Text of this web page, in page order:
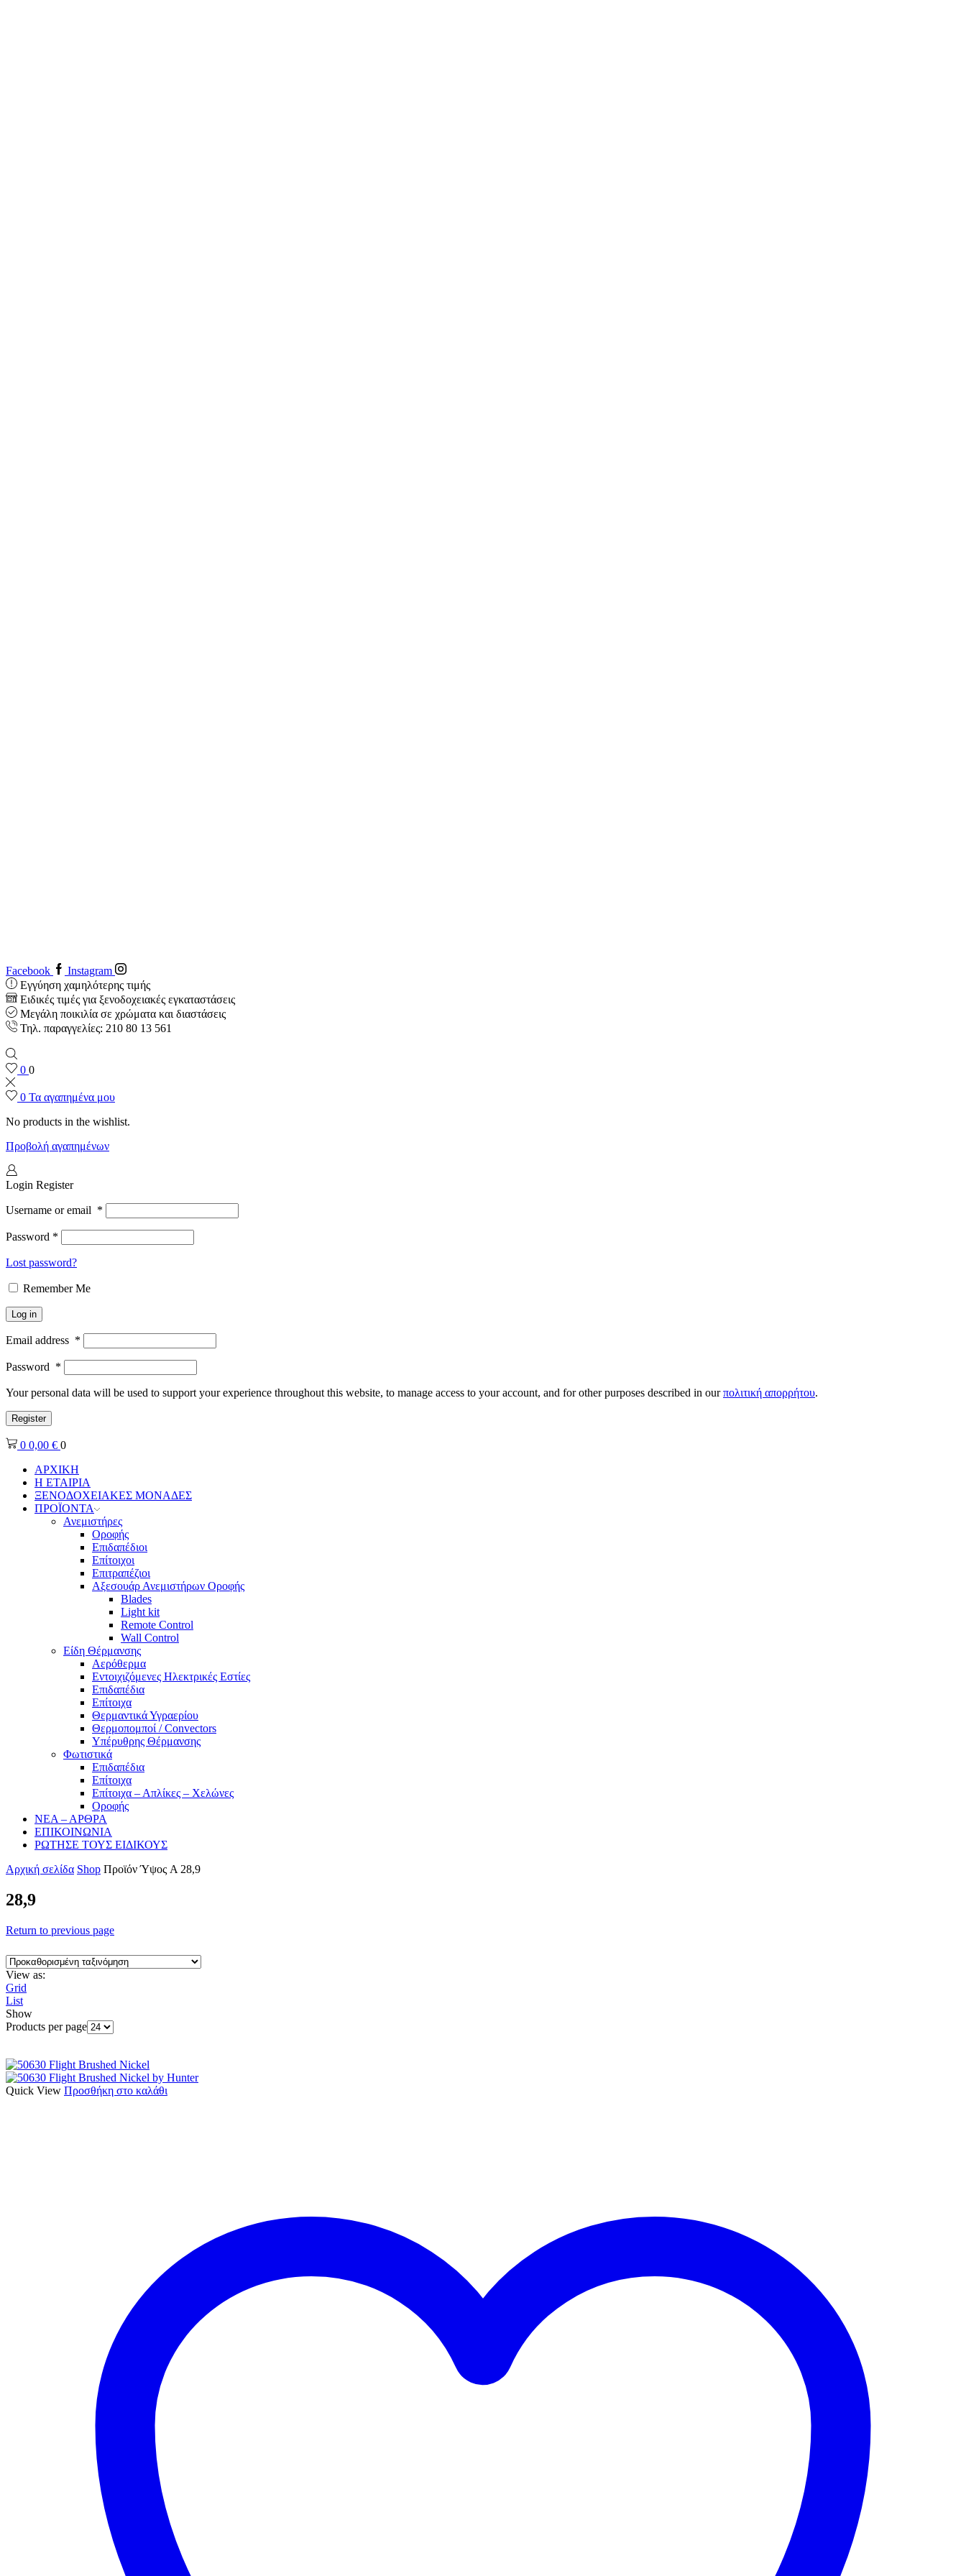
Facebook
Instagram
Εγγύηση χαμηλότερης τιμής
Ειδικές τιμές για ξενοδοχειακές εγκαταστάσεις
Μεγάλη ποικιλία σε χρώματα και διαστάσεις
Τηλ. παραγγελίες: 210 80 13 561
0 0
0 Τα αγαπημένα μου
No products in the wishlist.
Προβολή αγαπημένων
Login Register
Username or email *
Password *
Lost password?
Remember Me
Log in
Email address *
Password *
Your personal data will be used to support your experience throughout this website, to manage access to your account, and for other purposes described in ourπολιτική απορρήτου.
Register
0 0,00 € 0
ΑΡΧΙΚΗ
Η ΕΤΑΙΡΙΑ
ΞΕΝΟΔΟΧΕΙΑΚΕΣ ΜΟΝΑΔΕΣ
ΠΡΟΪΟΝΤΑ
Ανεμιστήρες
Οροφής
Επιδαπέδιοι
Επίτοιχοι
Επιτραπέζιοι
Αξεσουάρ Ανεμιστήρων Οροφής
Blades
Light kit
Remote Control
Wall Control
Είδη Θέρμανσης
Αερόθερμα
Εντοιχιζόμενες Ηλεκτρικές Εστίες
Επιδαπέδια
Επίτοιχα
Θερμαντικά Υγραερίου
Θερμοπομποί / Convectors
Υπέρυθρης Θέρμανσης
Φωτιστικά
Επιδαπέδια
Επίτοιχα
Επίτοιχα – Απλίκες – Χελώνες
Οροφής
ΝΕΑ – ΑΡΘΡΑ
ΕΠΙΚΟΙΝΩΝΙΑ
ΡΩΤΗΣΕ ΤΟΥΣ ΕΙΔΙΚΟΥΣ
Αρχική σελίδα Shop Προϊόν Ύψος A 28,9
28,9
Return to previous page
View as:
Grid
List
Show
Products per page
Quick View Προσθήκη στο καλάθι